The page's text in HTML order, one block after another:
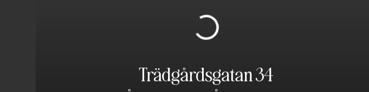
Trädgårdsgatan 34